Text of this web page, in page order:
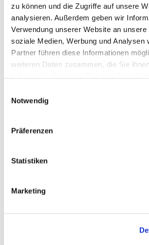
zu können und die Zugriffe auf unsere
analysieren. Außerdem geben wir
Verwendung unserer Website an
soziale Medien, Werbung und Analysen
Partner führen diese Informationen
weiteren Daten zusammen, die Sie
Notwendig
Präferenzen
Statistiken
Marketing